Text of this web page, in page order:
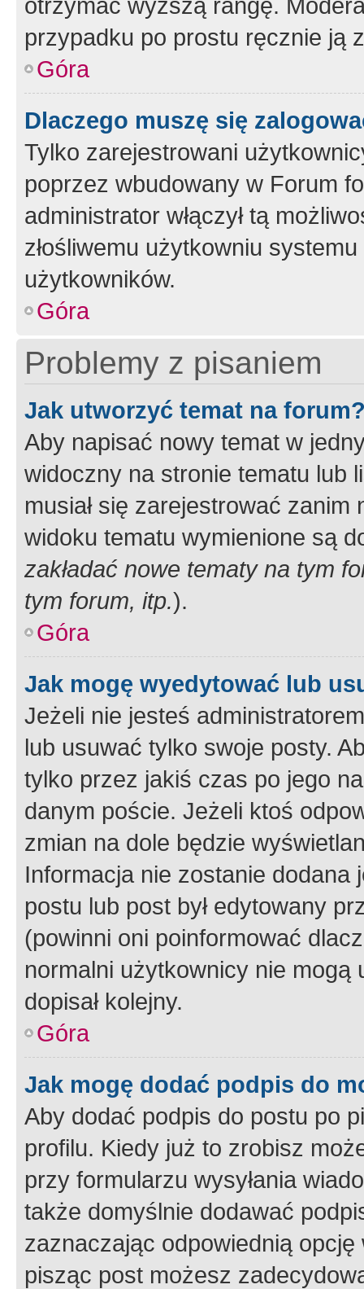
przypadku po prostu ręcznie ją
Góra
Dlaczego muszę się
Tylko zarejestrowani
poprzez wbudowany w Forum
administrator włączył tą
złośliwemu użytkowniu
użytkowników.
Góra
Problemy z pisaniem
Jak utworzyć temat na
Aby napisać nowy temat w
widoczny na stronie tematu lub
musiał się zarejestrować
widoku tematu wymienione są
zakładać nowe tematy na tym
tym forum, itp.).
Góra
Jak mogę wyedytować lub
Jeżeli nie jesteś
lub usuwać tylko swoje posty.
tylko przez jakiś czas po jego
danym poście. Jeżeli ktoś
zmian na dole będzie
Informacja nie zostanie dodana
postu lub post był edytowany
(powinni oni poinformować
normalni użytkownicy nie
dopisał kolejny.
Góra
Jak mogę dodać podpis do
Aby dodać podpis do postu po
profilu. Kiedy już to zrobisz
przy formularzu wysyłania
także domyślnie dodawać
zaznaczając odpowiednią
pisząc post możesz